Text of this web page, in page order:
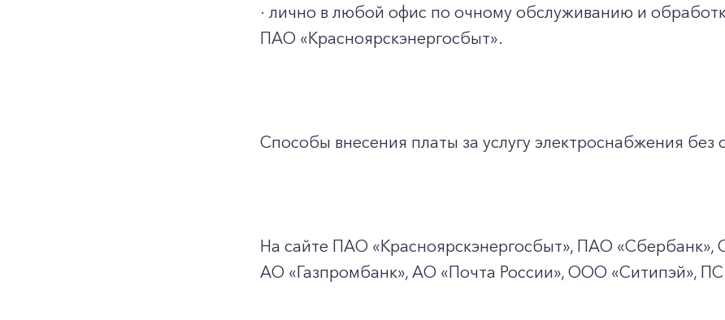
+7-800-700-24-57
· лично в любой офис по очному обслуживанию и
ПАО «Красноярскэнергосбыт».
Способы внесения платы за услугу электроснабжения
На сайте ПАО «Красноярскэнергосбыт», ПАО «Сбербанк»,
АО «Газпромбанк», АО «Почта России», ООО «Ситипэй», ПС